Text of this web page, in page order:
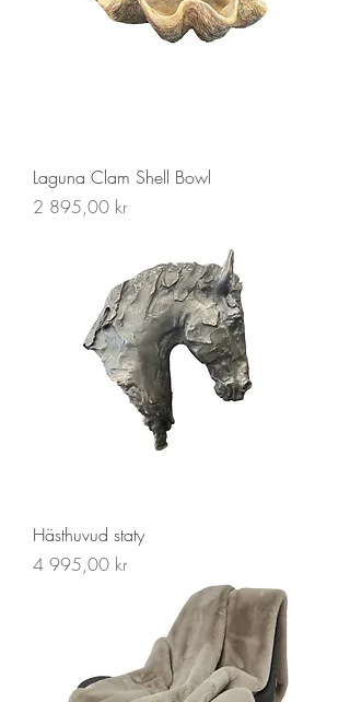
Laguna Clam Shell Bowl
Pris
2 895,00 kr
Hästhuvud staty
Pris
4 995,00 kr